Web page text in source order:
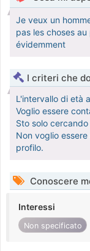
Je veux un
pas les choses
évidemment
I criteri che
L'intervallo di età
Voglio essere
Sto solo
Non voglio
profilo.
Conoscere
Interessi
Non specificato